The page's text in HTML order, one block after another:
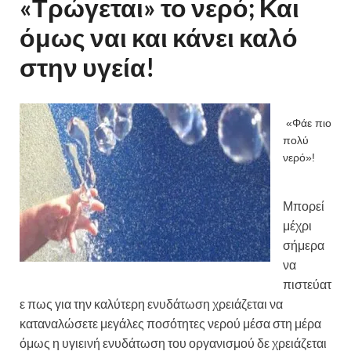
«Τρώγεται» το νερό; Και
όμως ναι και κάνει καλό
στην υγεία!
«Φάε πιο
πολύ
νερό»!
Μπορεί
μέχρι
σήμερα
να
πιστεύατ
ε πως για την καλύτερη ενυδάτωση χρειάζεται να
καταναλώσετε μεγάλες ποσότητες νερού μέσα στη μέρα
όμως η υγιεινή ενυδάτωση του οργανισμού δε χρειάζεται